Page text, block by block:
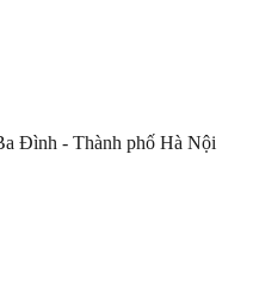
Đình - Thành phố Hà Nội